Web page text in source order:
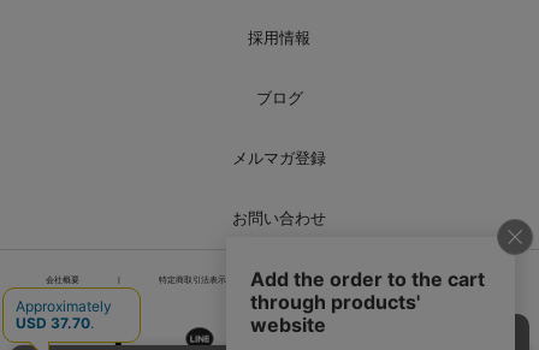
採用情報
ブログ
メルマガ登録
お問い合わせ
会社概要 | 特定商取引法表示 | 個人情報の取り扱い | サイトマップ